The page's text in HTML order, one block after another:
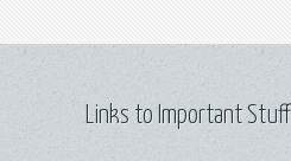
Links to Important Stuff